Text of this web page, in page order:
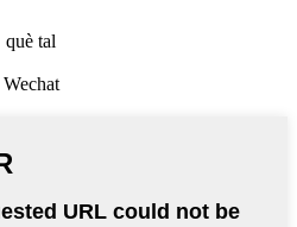
què tal
Wechat